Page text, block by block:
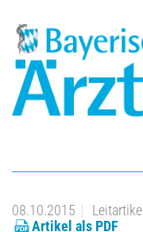
08.10.2015 Leitartikel
Artikel als PDF